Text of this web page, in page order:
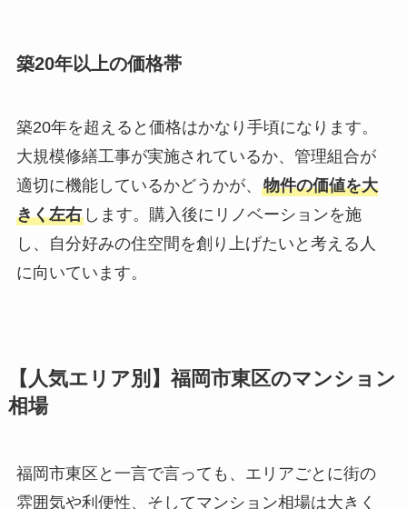
築20年以上の価格帯
築20年を超えると価格はかなり手頃になります。
大規模修繕工事が実施されているか、管理組合が
適切に機能しているかどうかが、 物件の価値を大
きく左右します。購入後にリノベーションを施
し、自分好みの住空間を創り上げたいと考える人
に向いています。
【人気エリア別】福岡市東区のマンション
相場
福岡市東区と一言で言っても、エリアごとに街の
雰囲気や利便性、そしてマンション相場は大きく